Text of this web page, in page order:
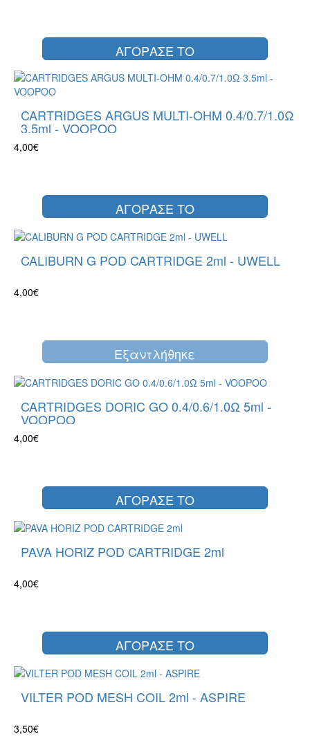
ΑΓΟΡΑΣΕ ΤΟ
CARTRIDGES ARGUS MULTI-OHM 0.4/0.7/1.0Ω
3.5ml - VOOPOO
4,00€
ΑΓΟΡΑΣΕ ΤΟ
CALIBURN G POD CARTRIDGE 2ml - UWELL
4,00€
Eξαντλήθηκε
CARTRIDGES DORIC GO 0.4/0.6/1.0Ω 5ml -
VOOPOO
4,00€
ΑΓΟΡΑΣΕ ΤΟ
PAVA HORIZ POD CARTRIDGE 2ml
4,00€
ΑΓΟΡΑΣΕ ΤΟ
VILTER POD MESH COIL 2ml - ASPIRE
3,50€